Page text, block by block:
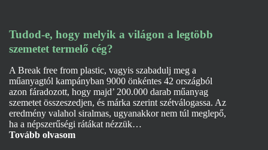
Tudod-e, hogy melyik a világon a legtöbb
szemetet termelő cég?
A Break free from plastic, vagyis szabadulj meg a
műanyagtól kampányban 9000 önkéntes 42 országból
azon fáradozott, hogy majd’ 200.000 darab műanyag
szemetet összeszedjen, és márka szerint szétválogassa. Az
eredmény valahol siralmas, ugyanakkor nem túl meglepő,
ha a népszerűségi rátákat nézzük…
Tovább olvasom